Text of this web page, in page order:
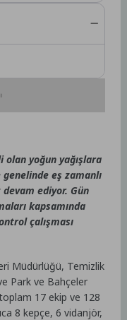
yoğun yağışlara
eş zamanlı
devam ediyor. Gün
kapsamında
çalışması
Müdürlüğü, Temizlik
Park ve Bahçeler
17 ekip ve 128
8 kepçe, 6 vidanjör,